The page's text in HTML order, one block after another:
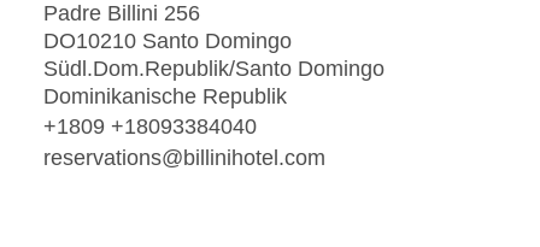
Padre Billini 256
DO10210 Santo Domingo
Südl.Dom.Republik/Santo Domingo
Dominikanische Republik
+1809 +18093384040
reservations@billinihotel.com